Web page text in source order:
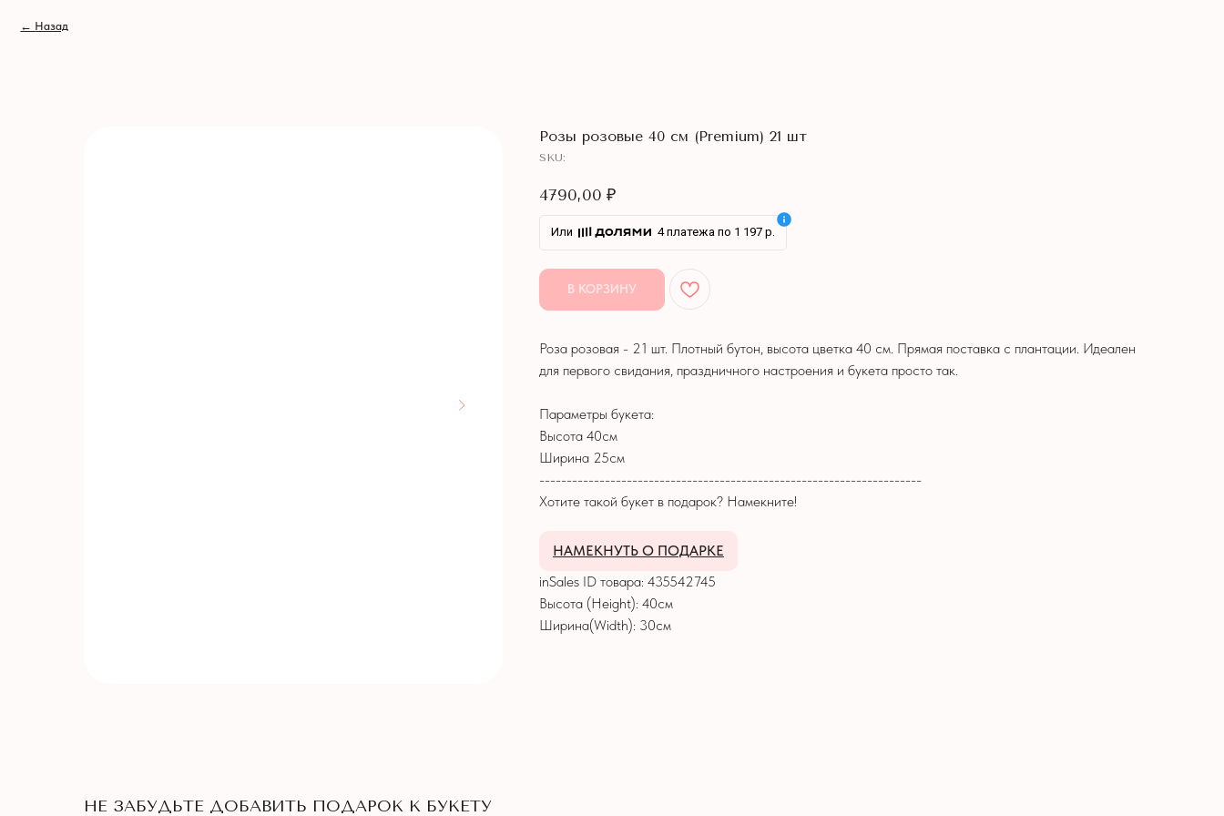
Назад
Розы розовые 40 см (Premium) 21 шт
SKU:
4790,00 ₽
Или 4 платежа по 1 197 р.
В КОРЗИНУ
Роза розовая - 21 шт. Плотный бутон, высота цветка 40 см. Прямая поставка с плантации. Идеален
для первого свидания, праздничного настроения и букета просто так.
Параметры букета:
Высота 40см
Ширина 25см
----------------------------------------------------------------------
Хотите такой букет в подарок? Намекните!
НАМЕКНУТЬ О ПОДАРКЕ
inSales ID товара: 435542745
Высота (Height): 40см
Ширина(Width): 30см
НЕ ЗАБУДЬТЕ ДОБАВИТЬ ПОДАРОК К БУКЕТУ